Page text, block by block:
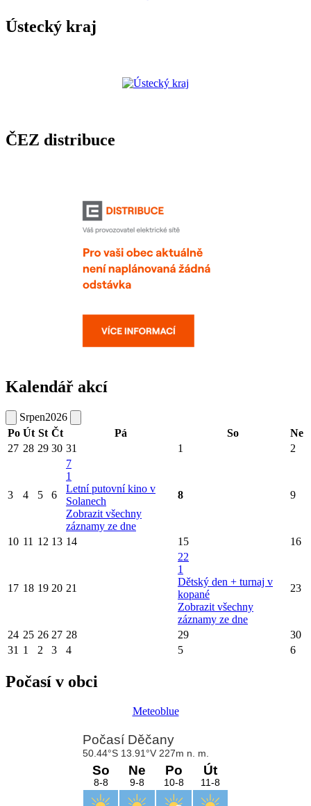
Ústecký kraj
ČEZ distribuce
Kalendář akcí
Srpen2026
Po Út St Čt Pá So
Ne
27 28 29 30 31 1 2
3 4 5 6
7
1
Letní putovní kino v
Solanech
Zobrazit všechny
záznamy ze dne
8 9
10 11 12 13 14 15 16
17 18 19 20 21
22
1
Dětský den + turnaj v
kopané
Zobrazit všechny
záznamy ze dne
23
24 25 26 27 28 29
30
31 1 2 3 4 5 6
Počasí v obci
Meteoblue